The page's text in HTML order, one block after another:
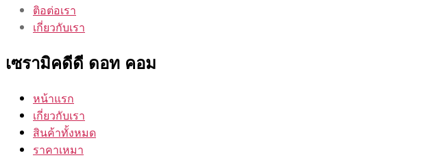
ติอต่อเรา
เกี่ยวกับเรา
เซรามิคดีดี ดอท คอม
หน้าแรก
เกี่ยวกับเรา
สินค้าทั้งหมด
ราคาเหมา